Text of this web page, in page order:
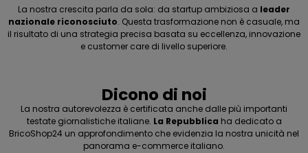
La nostra crescita parla da sola: da startup ambiziosa a leader
nazionale riconosciuto. Questa trasformazione non è casuale, ma
il risultato di una strategia precisa basata su eccellenza, innovazione
e customer care di livello superiore.
Dicono di noi
La nostra autorevolezza è certificata anche dalle più importanti
testate giornalistiche italiane. La Repubblica ha dedicato a
BricoShop24 un approfondimento che evidenzia la nostra unicità nel
panorama e-commerce italiano.